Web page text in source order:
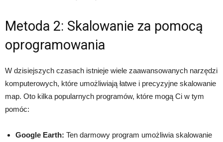
Metoda 2: Skalowanie za pomocą
oprogramowania
W dzisiejszych czasach istnieje wiele zaawansowanych narzędzi
komputerowych, które umożliwiają łatwe i precyzyjne skalowanie
map. Oto kilka popularnych programów, które mogą Ci w tym
pomóc:
Google Earth: Ten darmowy program umożliwia skalowanie